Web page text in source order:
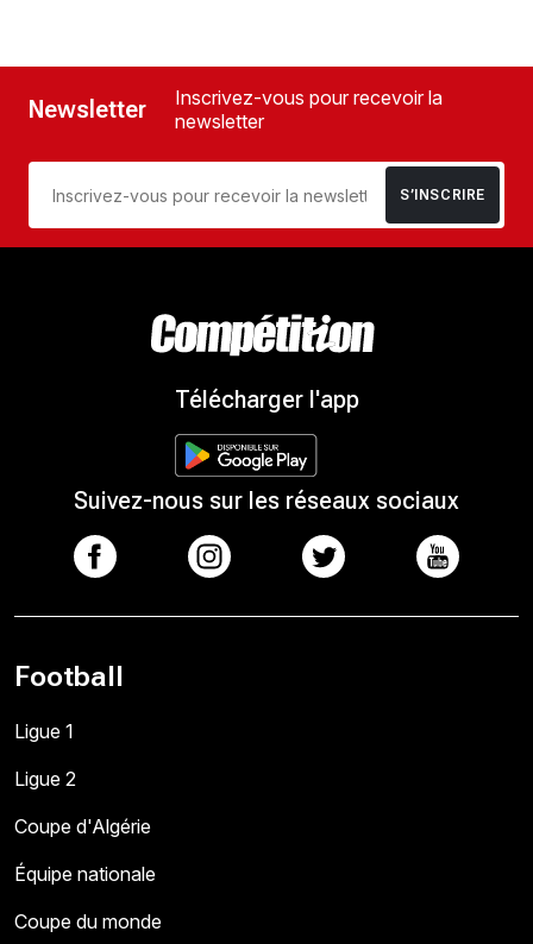
Newsletter
Inscrivez-vous pour recevoir la
newsletter
S’INSCRIRE
Télécharger l'app
Suivez-nous sur les réseaux sociaux
Football
Ligue 1
Ligue 2
Coupe d'Algérie
Équipe nationale
Coupe du monde